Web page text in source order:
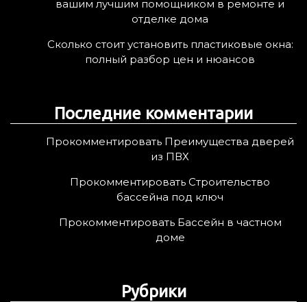
вашим лучшим помощником в ремонте и
отделке дома
Сколько стоит установить пластиковые окна:
полный разбор цен и нюансов
Последние комментарии
Прокомментировать Преимущества дверей
из ПВХ
Прокомментировать Строительство
бассейна под ключ
Прокомментировать Бассейн в частном
доме
Рубрики